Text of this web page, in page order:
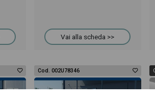
Vai alla scheda >>
Cod. 002U78346